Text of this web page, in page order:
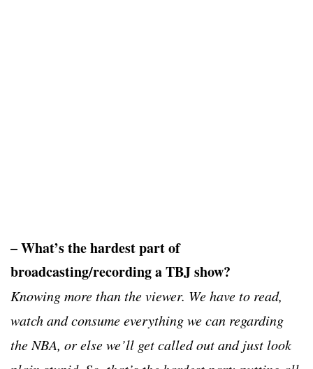
– What’s the hardest part of
broadcasting/recording a TBJ show?
Knowing more than the viewer. We have to read,
watch and consume everything we can regarding
the NBA, or else we’ll get called out and just look